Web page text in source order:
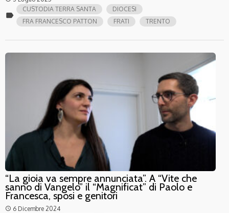
label
CUSTODIA TERRA SANTA
DIOCESI
FRA FRANCESCO PATTON
FRATI TRENTO
“La gioia va sempre annunciata”. A “Vite che
sanno di Vangelo” il “Magnificat” di Paolo e
Francesca, sposi e genitori
access_time 6 Dicembre 2024